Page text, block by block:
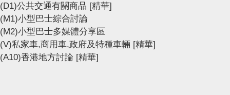
(D1)公共交通有關商品 [精華]
(M1)小型巴士綜合討論
(M2)小型巴士多媒體分享區
(V)私家車,商用車,政府及特種車輛 [精華]
(A10)香港地方討論 [精華]